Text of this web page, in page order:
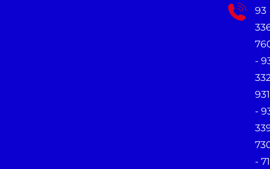
93
-
931
-
- 71